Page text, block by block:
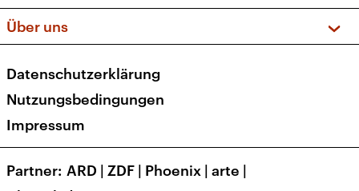
Apps
Newsletter
Veranstaltungen
Social Media
Über uns
Presse
Karriere
Transparenz
Datenschutzerklärung
Nutzungsbedingungen
Impressum
Partner ARD | ZDF | Phoenix | arte |